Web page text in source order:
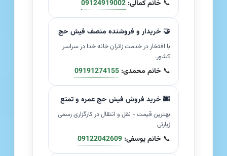
📞 خانم کمالی: 09124919002
🤝 خریدار و فروشنده منصف فیش حج
با افتخار در خدمت زائران خانه خدا در سراسر
کشور.
📞 خانم محمدی: 09191274155
🌆 خرید فروش فیش حج عمره و تمتع
بهترین قیمت - نقل و انتقال در کارگزاری رسمی
زیارتی
📞 خانم یوسفی: 09122042609